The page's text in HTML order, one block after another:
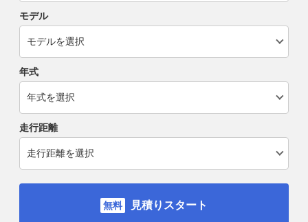
モデル
年式
走行距離
見積りスタート